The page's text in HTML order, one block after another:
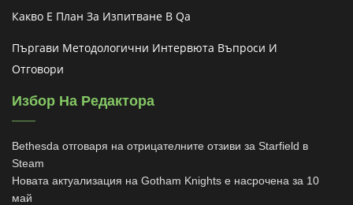
Какво Е План За Изпитване В Qa
Пъргави Методологични Интервюта Въпроси И
Отговори
Избор На Редактора
Bethesda отговаря на отрицателните отзиви за Starfield в
Steam
Новата актуализация на Gotham Knights е насрочена за 10
май